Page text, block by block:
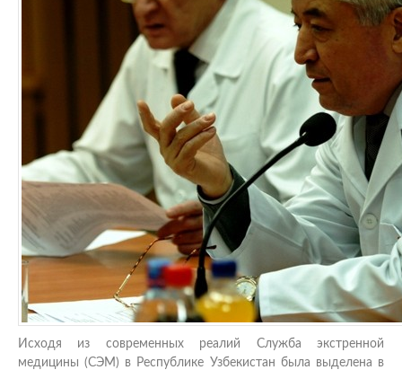
Исходя из современных реалий Служба экстренной
медицины (СЭМ) в Республике Узбекистан была выделена в